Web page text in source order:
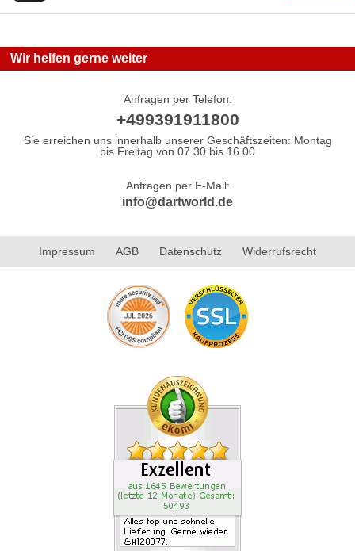
Wir helfen gerne weiter
Anfragen per Telefon:
+499391911800
Sie erreichen uns innerhalb unserer Geschäftszeiten: Montag
bis Freitag von 07.30 bis 16.00
Anfragen per E-Mail:
info@dartworld.de
Impressum AGB Datenschutz Widerrufsrecht